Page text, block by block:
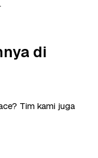
di
Tim kami juga